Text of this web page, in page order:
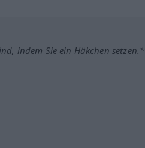
indem Sie ein Häkchen setzen.*